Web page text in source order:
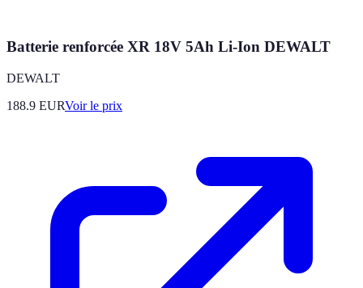
Batterie renforcée XR 18V 5Ah Li-Ion DEWALT
DEWALT
188.9 EURVoir le prix